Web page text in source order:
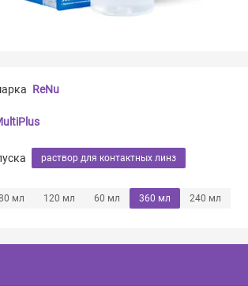
ReNu
раствор для контактных линз
мл 120 мл 60 мл 360 мл 240 мл